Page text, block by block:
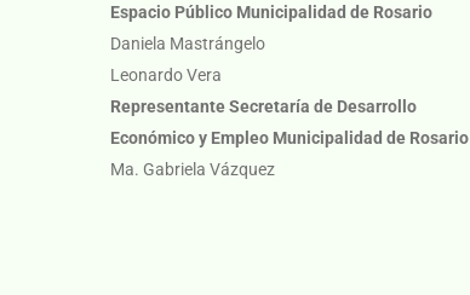
Espacio Público Municipalidad de Rosario
Daniela Mastrángelo
Leonardo Vera
Representante Secretaría de Desarrollo
Económico y Empleo Municipalidad de Rosario
Ma. Gabriela Vázquez